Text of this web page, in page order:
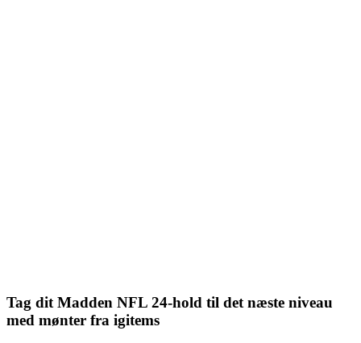
Tag dit Madden NFL 24-hold til det næste niveau
med mønter fra igitems